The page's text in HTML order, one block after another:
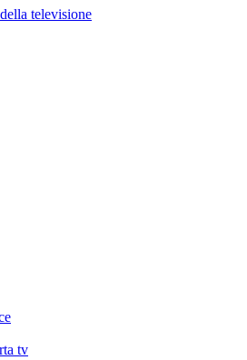
televisione
tv